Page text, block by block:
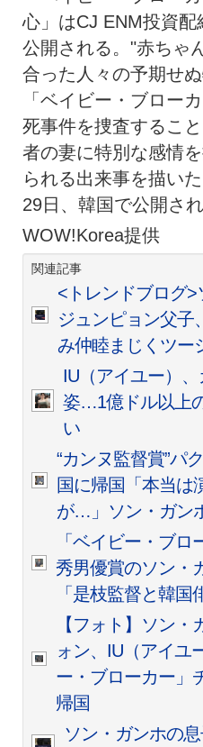
心」はCJ ENM投資
公開される。"赤ちゃ
合った人々の予期せ
「ベイビー・ブロー
死事件を捜査するこ
者の妻に特別な感情
られる出来事を描い
29日、韓国で公開され
WOW!Korea提供
関連記事
<トレンドブログ>
ジュンピョン父
み仲睦まじくツー
IU（アイユー）
姿…1億ドル以上
い
“カンヌ監督賞”パ
国に帰国「本当は
が…」ソン・ガン
「ベイビー・ブ
秀男優賞のソン・
「是枝監督と韓国
【フォト】ソン
ォン、IU（アイユ
ー・ブローカー」
帰国
ソン・ガンホの